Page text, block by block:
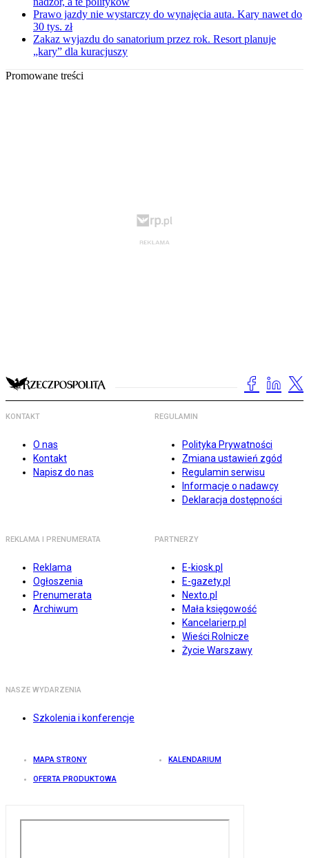
Prawo jazdy nie wystarczy do wynajęcia auta. Kary nawet do
30 tys. zł
Zakaz wyjazdu do sanatorium przez rok. Resort planuje
„kary” dla kuracjuszy
Promowane treści
KONTAKT
O nas
Kontakt
Napisz do nas
REGULAMIN
Polityka Prywatności
Zmiana ustawień zgód
Regulamin serwisu
Informacje o nadawcy
Deklaracja dostępności
REKLAMA I PRENUMERATA
Reklama
Ogłoszenia
Prenumerata
Archiwum
PARTNERZY
E-kiosk.pl
E-gazety.pl
Nexto.pl
Mała księgowość
Kancelarierp.pl
Wieści Rolnicze
Życie Warszawy
NASZE WYDARZENIA
Szkolenia i konferencje
MAPA STRONY KALENDARIUM
OFERTA PRODUKTOWA